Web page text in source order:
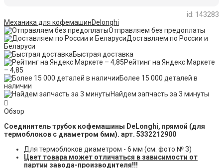
id: 143283
Механика для кофемашинDelonghi
Отправляем без предоплаты
Доставляем по России и
Беларуси
Быстрая доставка
Рейтинг на Яндекс Маркете
– 4,85
Более 15 000 деталей в
наличии
Найдем запчасть за 3 минуты
Обзор
Соединитель трубок кофемашины DeLonghi, прямой (для
термоблоков с диаметром 6мм). арт. 5332212900
Для термоблоков диаметром - 6 мм (см. фото № 3)
Цвет товара может отличаться в зависимости от
партии завода-производителя!!!